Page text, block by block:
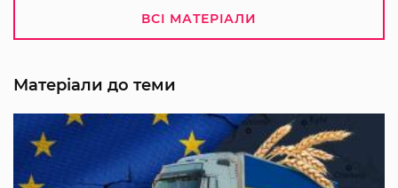
ВСІ МАТЕРІАЛИ
Матеріали до теми